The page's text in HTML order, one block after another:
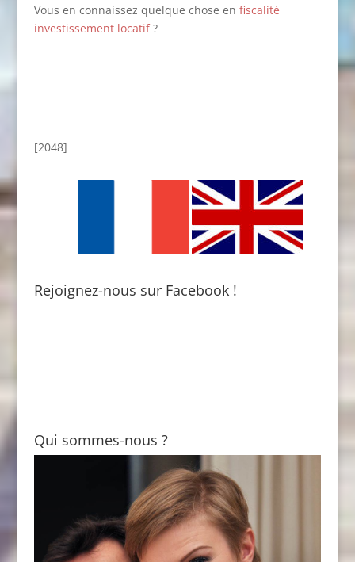
Vous en connaissez quelque chose en fiscalité
investissement locatif?
[2048]
Rejoignez-nous sur Facebook !
Qui sommes-nous ?